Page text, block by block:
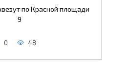
по Красной площади
9
0 48